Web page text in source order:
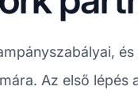
Az első